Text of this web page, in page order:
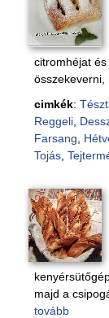
citromhéjat
összekeverni,
cimkék:
Reggeli,
Farsang
Tojás,
majd a
tovább